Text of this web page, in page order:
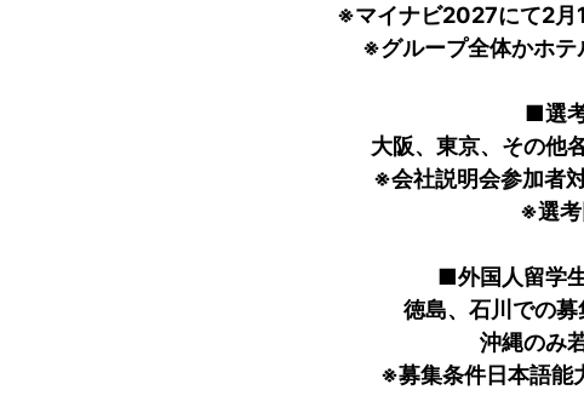
※マイナビ2027にて2月
※グループ全体かホテ
■選
大阪、東京、その他
※会社説明会参加者
※選考
■外国人留学
徳島、石川での募
沖縄のみ
※募集条件日本語能